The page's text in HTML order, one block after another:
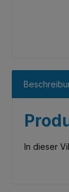
In dieser